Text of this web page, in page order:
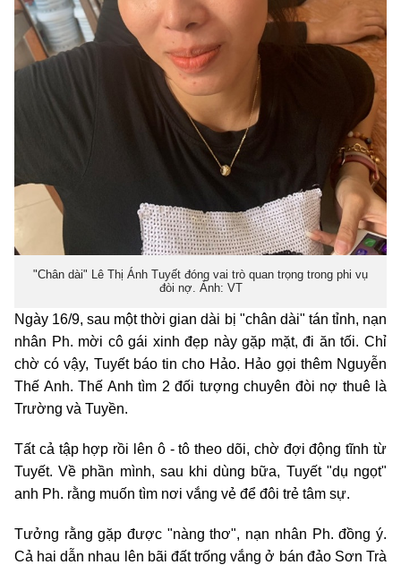
"Chân dài" Lê Thị Ánh Tuyết đóng vai trò quan trọng trong phi vụ
đòi nợ. Ảnh: VT
Ngày 16/9, sau một thời gian dài bị "chân dài" tán tỉnh, nạn
nhân Ph. mời cô gái xinh đẹp này gặp mặt, đi ăn tối. Chỉ
chờ có vậy, Tuyết báo tin cho Hảo. Hảo gọi thêm Nguyễn
Thế Anh. Thế Anh tìm 2 đối tượng chuyên đòi nợ thuê là
Trường và Tuyền.
Tất cả tập hợp rồi lên ô - tô theo dõi, chờ đợi động tĩnh từ
Tuyết. Về phần mình, sau khi dùng bữa, Tuyết "dụ ngọt"
anh Ph. rằng muốn tìm nơi vắng vẻ để đôi trẻ tâm sự.
Tưởng rằng gặp được "nàng thơ", nạn nhân Ph. đồng ý.
Cả hai dẫn nhau lên bãi đất trống vắng ở bán đảo Sơn Trà